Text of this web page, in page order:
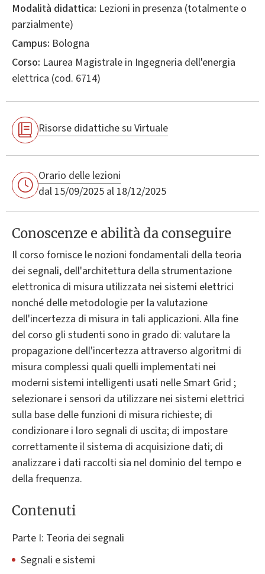
Modalità didattica: Lezioni in presenza (totalmente o
parzialmente)
Campus: Bologna
Corso: Laurea Magistrale in Ingegneria dell'energia
elettrica (cod. 6714)
Risorse didattiche su Virtuale
Orario delle lezioni
dal 15/09/2025 al 18/12/2025
Conoscenze e abilità da conseguire
Il corso fornisce le nozioni fondamentali della teoria
dei segnali, dell'architettura della strumentazione
elettronica di misura utilizzata nei sistemi elettrici
nonché delle metodologie per la valutazione
dell'incertezza di misura in tali applicazioni. Alla fine
del corso gli studenti sono in grado di: valutare la
propagazione dell'incertezza attraverso algoritmi di
misura complessi quali quelli implementati nei
moderni sistemi intelligenti usati nelle Smart Grid ;
selezionare i sensori da utilizzare nei sistemi elettrici
sulla base delle funzioni di misura richieste; di
condizionare i loro segnali di uscita; di impostare
correttamente il sistema di acquisizione dati; di
analizzare i dati raccolti sia nel dominio del tempo e
della frequenza.
Contenuti
Parte I: Teoria dei segnali
Segnali e sistemi